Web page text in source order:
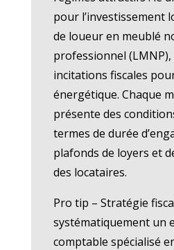
pour l’investissement
de loueur en meublé
professionnel (LMNP),
incitations fiscales
énergétique. Chaque
présente des
termes de durée
plafonds de loyers et
des locataires.
Pro tip – Stratégie
systématiquement un
comptable spécialisé